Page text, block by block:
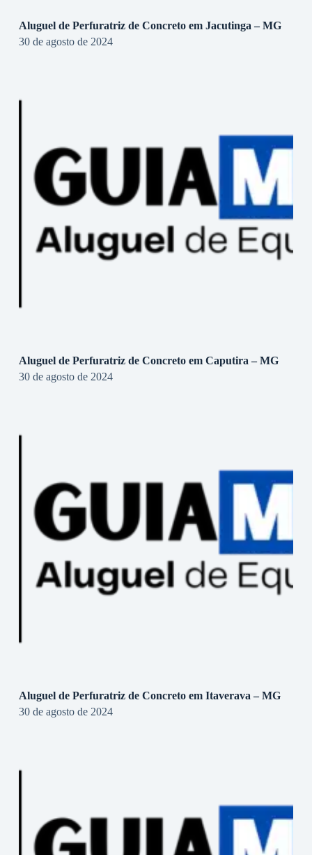
Aluguel de Perfuratriz de Concreto em Jacutinga – MG
30 de agosto de 2024
Aluguel de Perfuratriz de Concreto em Caputira – MG
30 de agosto de 2024
Aluguel de Perfuratriz de Concreto em Itaverava – MG
30 de agosto de 2024